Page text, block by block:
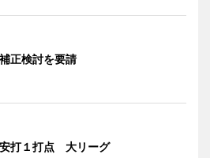
正検討を要請
打１打点 大リーグ